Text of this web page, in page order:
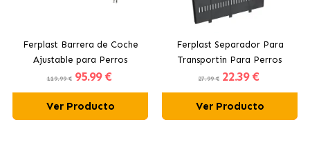
Ferplast Barrera de Coche
Ajustable para Perros
119.99 € 95.99 €
Ver Producto
Ferplast Separador Para
Transportin Para Perros
Atlas Car 100
27.99 € 22.39 €
Ver Producto